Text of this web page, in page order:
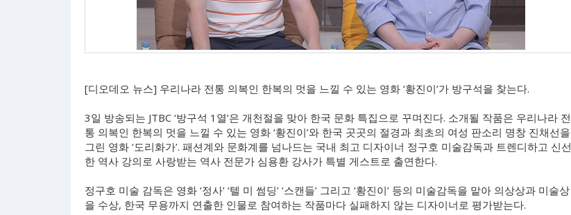
[디오데오 뉴스] 우리나라 전통 의복인 한복의 멋을 느낄 수 있는 영화 ‘황진이’가 방구석을 찾는다.
3일 방송되는 JTBC ‘방구석 1열’은 개천절을 맞아 한국 문화 특집으로 꾸며진다. 소개될 작품은 우리나라 전
통 의복인 한복의 멋을 느낄 수 있는 영화 ‘황진이’와 한국 곳곳의 절경과 최초의 여성 판소리 명창 진채선을
그린 영화 ‘도리화가’. 패션계와 문화계를 넘나드는 국내 최고 디자이너 정구호 미술감독과 트렌디하고 신선
한 역사 강의로 사랑받는 역사 전문가 심용환 강사가 특별 게스트로 출연한다.
정구호 미술 감독은 영화 ‘정사’ ‘텔 미 썸딩’ ‘스캔들’ 그리고 ‘황진이’ 등의 미술감독을 맡아 의상상과 미술상
을 수상, 한국 무용까지 연출한 인물로 참여하는 작품마다 실패하지 않는 디자이너로 평가받는다.